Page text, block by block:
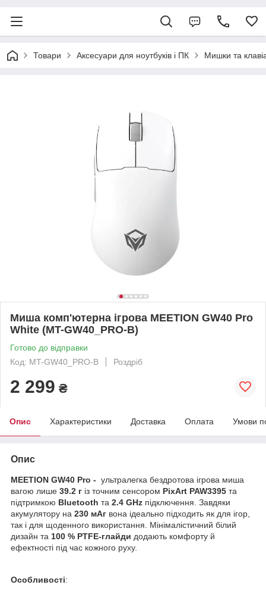
Товари Аксесуари для ноутбуків і ПК Мишки та
Миша комп'ютерна ігрова MEETION GW40 Pro
White (MT-GW40_PRO-B)
Готово до відправки
Код: MT-GW40_PRO-B
Роздріб
2 299 ₴
Опис Характеристики Доставка Оплата Умови
Опис
MEETION GW40 Pro - ультралегка бездротова ігрова миша
вагою лише 39.2 г із точним сенсором PixArt PAW3395 та
підтримкою Bluetooth та 2.4 GHz підключення. Завдяки
акумулятору на 230 мАг вона ідеально підходить як для ігор,
так і для щоденного використання. Мінімалістичний білий
дизайн та 100 % PTFE-глайди додають комфорту й
ефектності під час кожного руху.
Особливості: